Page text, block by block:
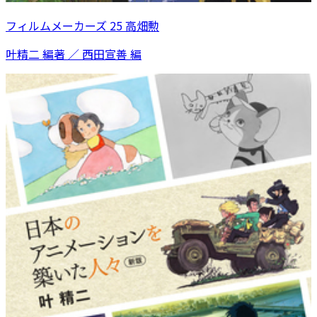
フィルムメーカーズ 25 高畑勲
叶精二 編著 ／ 西田宣善 編